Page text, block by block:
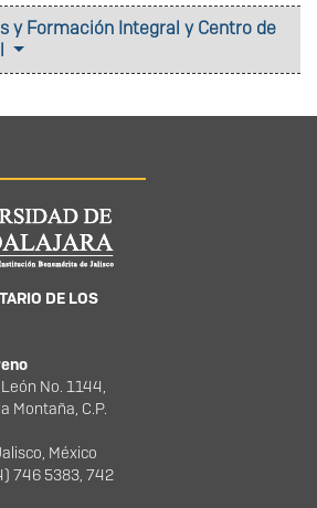
y Formación Integral y Centro de
del
DE LOS
No. 1144,
Montaña, C.P.
México
746 5383, 742